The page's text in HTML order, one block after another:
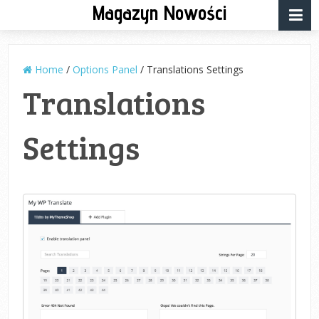
Magazyn Nowości
Home /Options Panel / Translations Settings
Translations
Settings